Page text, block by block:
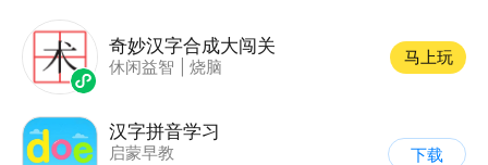
奇妙汉字合成大闯关
休闲益智 烧脑
马上玩
汉字拼音学习
启蒙早教
下载